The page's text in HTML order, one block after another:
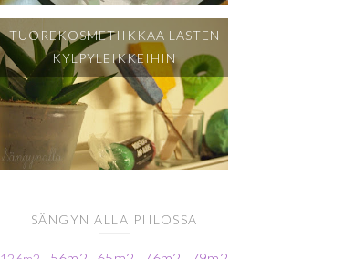
TUOREKOSMETIIKKAA LASTEN
KYLPYLEIKKEIHIN
SÄNGYN ALLA PIILOSSA